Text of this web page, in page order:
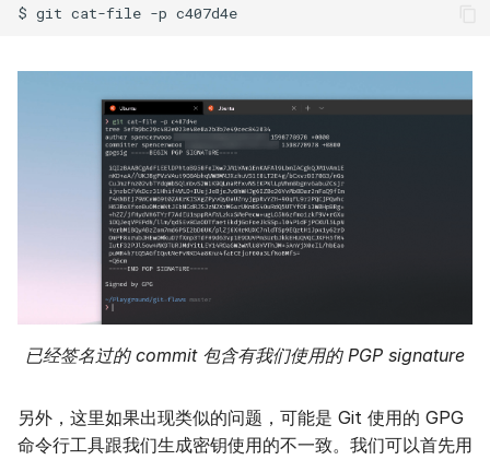
$ git cat-file -p
已经签名过的 commit 包含有我们使用的 PGP signature
另外，这里如果出现类似的问题，可能是 Git 使用的 GPG
命令行工具跟我们生成密钥使用的不一致。我们可以首先用